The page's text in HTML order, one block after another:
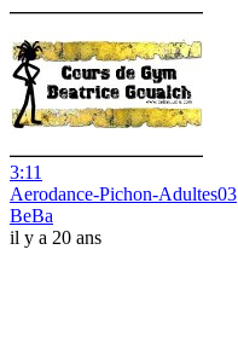
3:11
Aerodance-Pichon-Adultes03
BeBa
il y a 20 ans